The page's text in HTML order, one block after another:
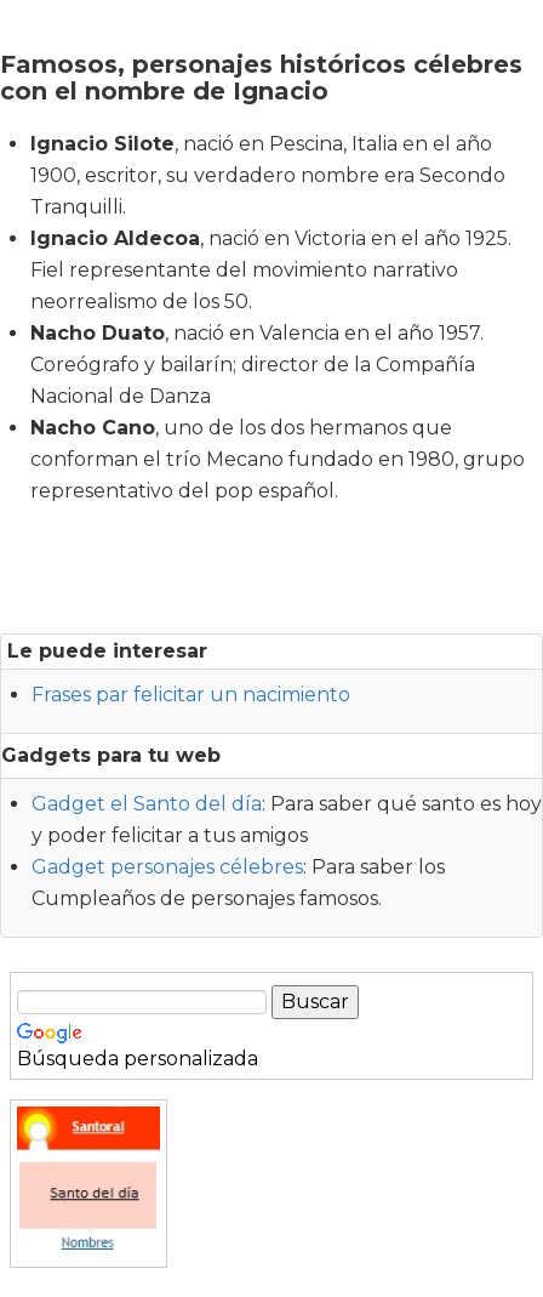
Famosos, personajes históricos célebres
con el nombre de Ignacio
Ignacio Silote, nació en Pescina, Italia en el año
1900, escritor, su verdadero nombre era Secondo
Tranquilli.
Ignacio Aldecoa, nació en Victoria en el año 1925.
Fiel representante del movimiento narrativo
neorrealismo de los 50.
Nacho Duato, nació en Valencia en el año 1957.
Coreógrafo y bailarín; director de la Compañía
Nacional de Danza
Nacho Cano, uno de los dos hermanos que
conforman el trío Mecano fundado en 1980, grupo
representativo del pop español.
Le puede interesar
Frases par felicitar un nacimiento
Gadgets para tu web
Gadget el Santo del día: Para saber qué santo es hoy
y poder felicitar a tus amigos
Gadget personajes célebres: Para saber los
Cumpleaños de personajes famosos.
Búsqueda personalizada